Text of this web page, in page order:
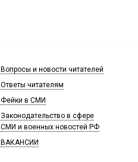
Вопросы и новости читателей
Ответы читателям
Фейки в СМИ
Законодательство в сфере
СМИ и военных новостей РФ
ВАКАНСИИ